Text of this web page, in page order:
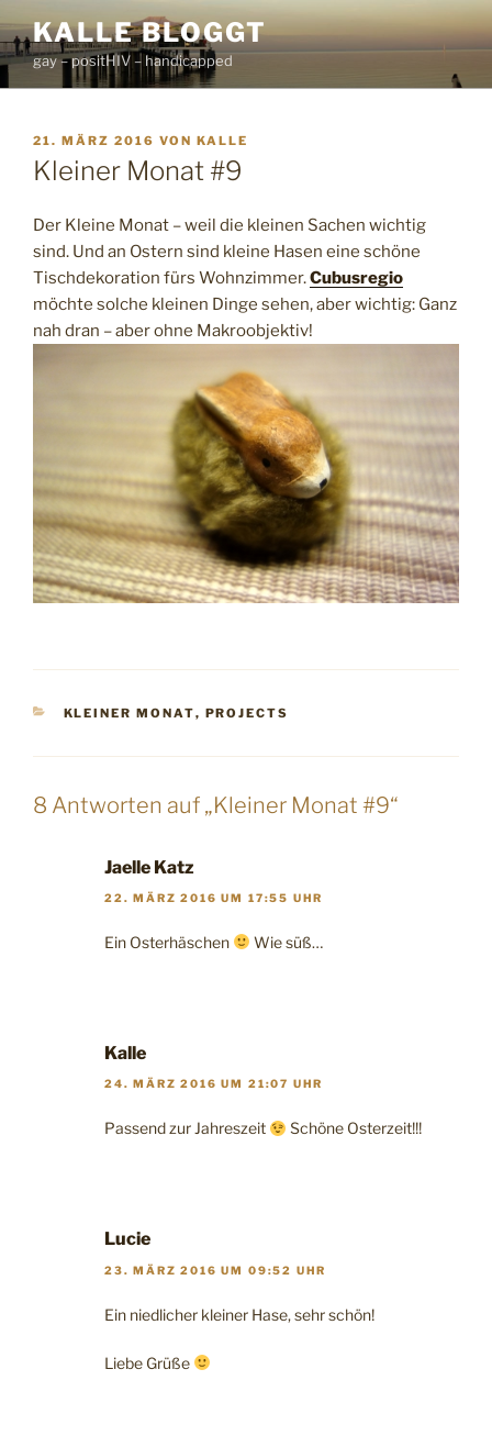
Inhalt
springen
KALLE BLOGGT
gay – positHIV – handicapped
VERÖFFENTLICHT
AM
21. MÄRZ 2016 VON KALLE
Kleiner Monat #9
Der Kleine Monat – weil die kleinen Sachen wichtig
sind. Und an Ostern sind kleine Hasen eine schöne
Tischdekoration fürs Wohnzimmer.Cubusregio
möchte solche kleinen Dinge sehen, aber wichtig: Ganz
nah dran – aber ohne Makroobjektiv!
KATEGORIEN
KLEINER MONAT, PROJECTS
8 Antworten auf „Kleiner Monat #9“
Jaelle Katz
22. MÄRZ 2016 UM 17:55 UHR
Ein Osterhäschen Wie süß…
Kalle
24. MÄRZ 2016 UM 21:07 UHR
Passend zur Jahreszeit Schöne Osterzeit!!!
Lucie
23. MÄRZ 2016 UM 09:52 UHR
Ein niedlicher kleiner Hase, sehr schön!
Liebe Grüße